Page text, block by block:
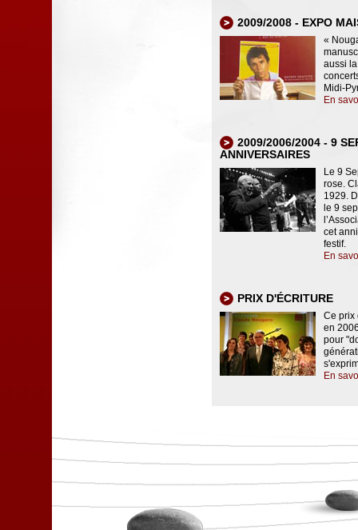
2009/2008 - EXPO
«
aussi
Midi-
En
2009/2006/2004 - 9
ANNIVERSAIRES
Le 9
rose.
1929.
le 9
cet
festif.
En
PRIX D'ÉCRITURE
Ce prix
en
pour
En